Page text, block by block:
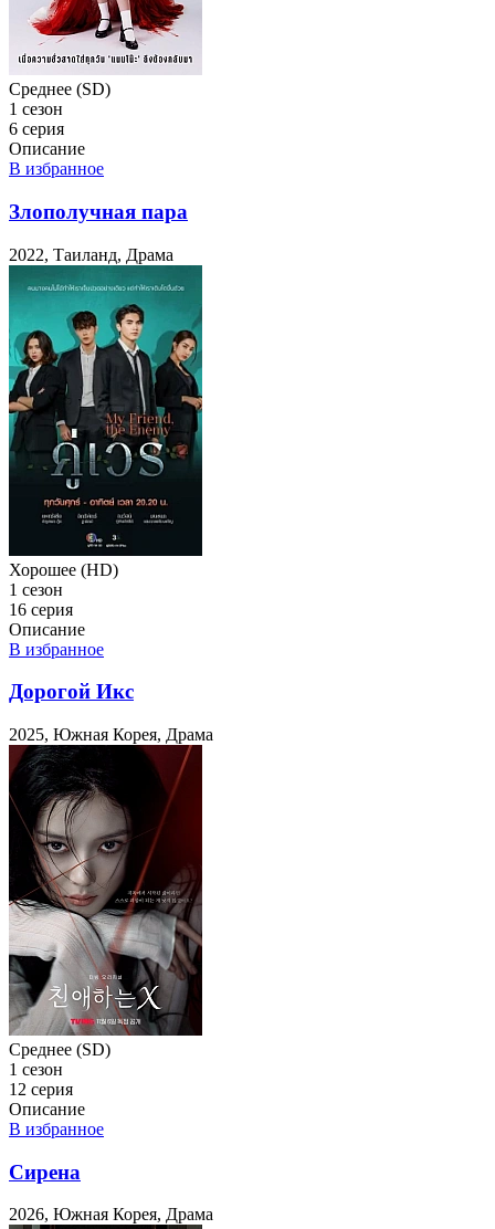
Среднее (SD)
1 сезон
6 серия
Описание
В избранное
Злополучная пара
2022, Таиланд, Драма
Хорошее (HD)
1 сезон
16 серия
Описание
В избранное
Дорогой Икс
2025, Южная Корея, Драма
Среднее (SD)
1 сезон
12 серия
Описание
В избранное
Сирена
2026, Южная Корея, Драма